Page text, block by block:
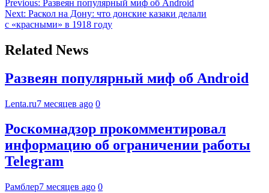
Previous: Развеян популярный миф об Android
Next: Раскол на Дону: что донские казаки делали
с «красными» в 1918 году
Related News
Развеян популярный миф об Android
Lenta.ru7 месяцев ago 0
Роскомнадзор прокомментировал
информацию об ограничении работы
Telegram
Рамблер7 месяцев ago 0